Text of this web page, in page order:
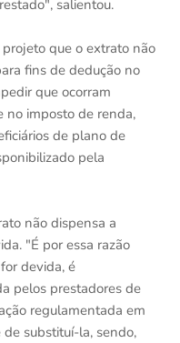
salientou.
que o extrato não
fins de dedução no
que ocorram
no imposto de renda,
de plano de
pela
não dispensa a
"É por essa razão
devida, é
pelos prestadores de
regulamentada em
substituí-la, sendo,